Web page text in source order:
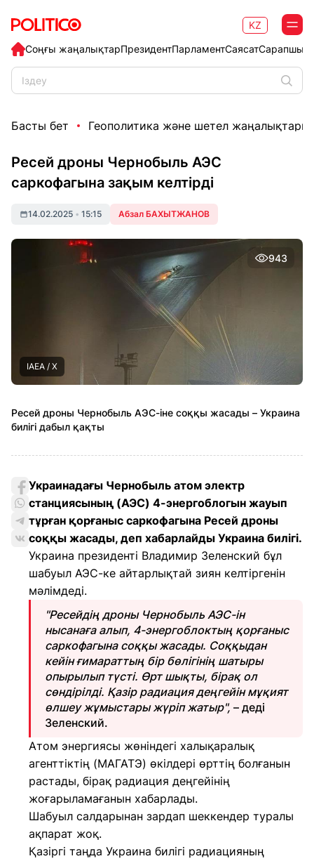
Соңғы жаңалықтарПрезидентПарламентСаясат
KZ
Басты бет Геополитика және шетел жаңалықтары
Ресей дроны Чернобыль АЭС
саркофагына зақым келтірді
14.02.2025 • 15:15 Абзал БАХЫТЖАНОВ
943
IAEA / Х
Ресей дроны Чернобыль АЭС-іне соққы жасады – Украина
билігі дабыл қақты
Украинадағы Чернобыль атом электр
станциясының (АЭС) 4-энергоблогын жауып
тұрған қорғаныс саркофагына Ресей дроны
соққы жасады, деп хабарлайды Украина билігі.
Украина президенті Владимир Зеленский бұл
шабуыл АЭС-ке айтарлықтай зиян келтіргенін
мәлімдеді.
"Ресейдің дроны Чернобыль АЭС-ін
нысанаға алып, 4-энергоблоктың қорғаныс
саркофагына соққы жасады. Соққыдан
кейін ғимараттың бір бөлігінің шатыры
опырылып түсті. Өрт шықты, бірақ ол
сөндірілді. Қазір радиация деңгейін мұқият
өлшеу жұмыстары жүріп жатыр", – деді
Зеленский.
Атом энергиясы жөніндегі халықаралық
агенттіктің (МАГАТЭ) өкілдері өрттің болғанын
растады, бірақ радиация деңгейінің
жоғарыламағанын хабарлады.
Шабуыл салдарынан зардап шеккендер туралы
ақпарат жоқ.
Қазіргі таңда Украина билігі радиацияның